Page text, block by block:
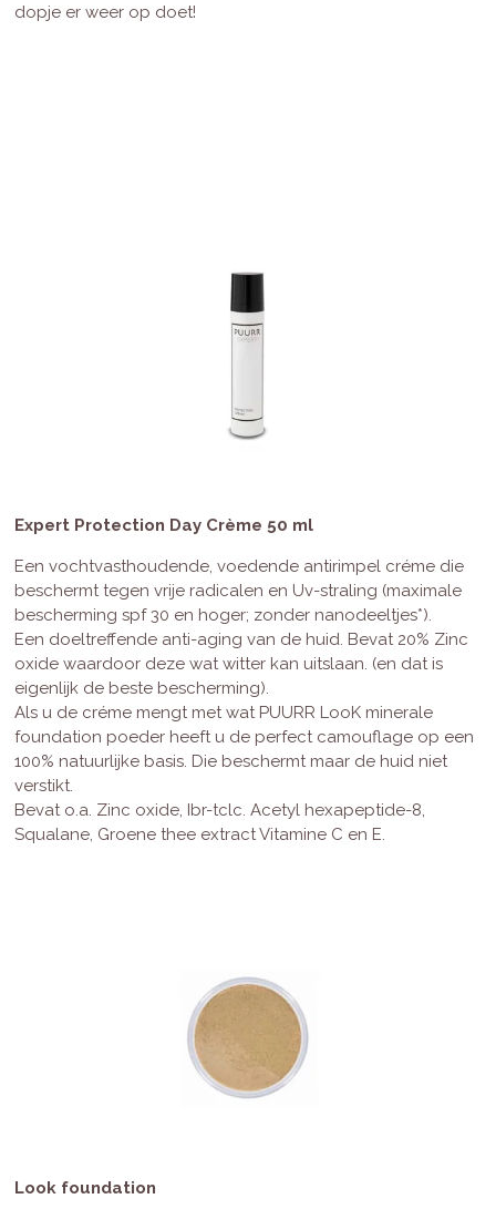
dopje er weer op doet!
Expert Protection Day Crème 50 ml
Een vochtvasthoudende, voedende antirimpel créme die
beschermt tegen vrije radicalen en Uv-straling (maximale
bescherming spf 30 en hoger; zonder nanodeeltjes*).
Een doeltreffende anti-aging van de huid. Bevat 20% Zinc
oxide waardoor deze wat witter kan uitslaan. (en dat is
eigenlijk de beste bescherming).
Als u de créme mengt met wat PUURR LooK minerale
foundation poeder heeft u de perfect camouflage op een
100% natuurlijke basis. Die beschermt maar de huid niet
verstikt.
Bevat o.a. Zinc oxide, Ibr-tclc. Acetyl hexapeptide-8,
Squalane, Groene thee extract Vitamine C en E.
Look foundation